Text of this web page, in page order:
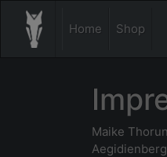
Home Shop
Maike Thorun